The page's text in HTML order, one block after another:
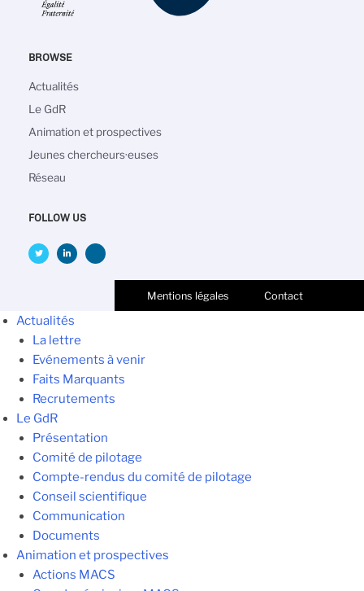
BROWSE
Main
navigation
Actualités
Le GdR
Animation et prospectives
Jeunes chercheurs·euses
Réseau
FOLLOW US
Mentions légales Contact
Actualités
La lettre
Evénements à venir
Faits Marquants
Recrutements
Le GdR
Présentation
Comité de pilotage
Compte-rendus du comité de pilotage
Conseil scientifique
Communication
Documents
Animation et prospectives
Actions MACS